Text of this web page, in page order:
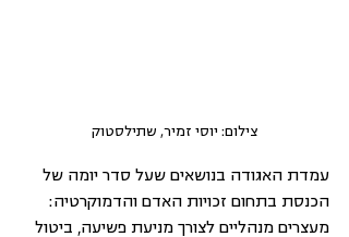
צילום: יוסי זמיר, שתילסטוק
עמדת האגודה בנושאים שעל סדר יומה של
הכנסת בתחום זכויות האדם והדמוקרטיה:
מעצרים מנהליים לצורך מניעת פשיעה, ביטול